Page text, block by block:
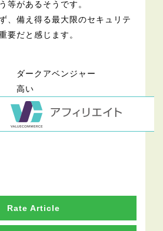
等があるそうです。
、備え得る最大限のセキュリテ
要だと感じます。
ダークアベンジャー
高い
Rate Article